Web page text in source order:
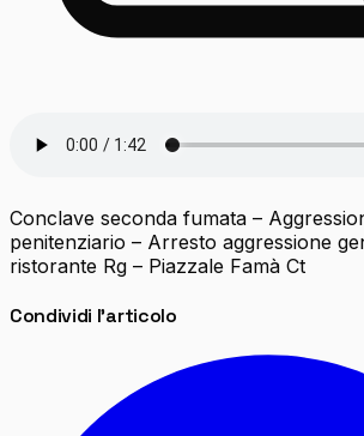
Conclave seconda fumata –
penitenziario – Arresto aggressione
ristorante Rg – Piazzale Famà Ct
Condividi l'articolo